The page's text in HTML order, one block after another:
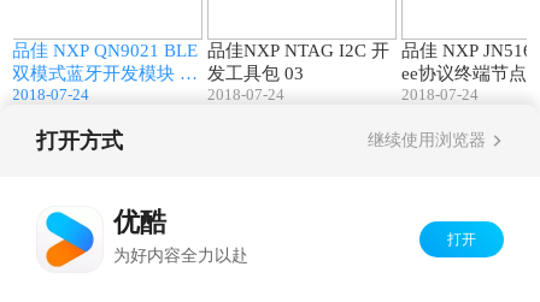
品佳 NXP QN9021 BLE
双模式蓝牙开发模块 PP
T SHOW
2018-07-24
品佳NXP NTAG I2C 开
发工具包 03
2018-07-24
品佳 NXP
ee协议终端节点
DEMO SHOW
2018-07-24
打开方式 继续使用浏览器
优酷
为好内容全力以赴
打开